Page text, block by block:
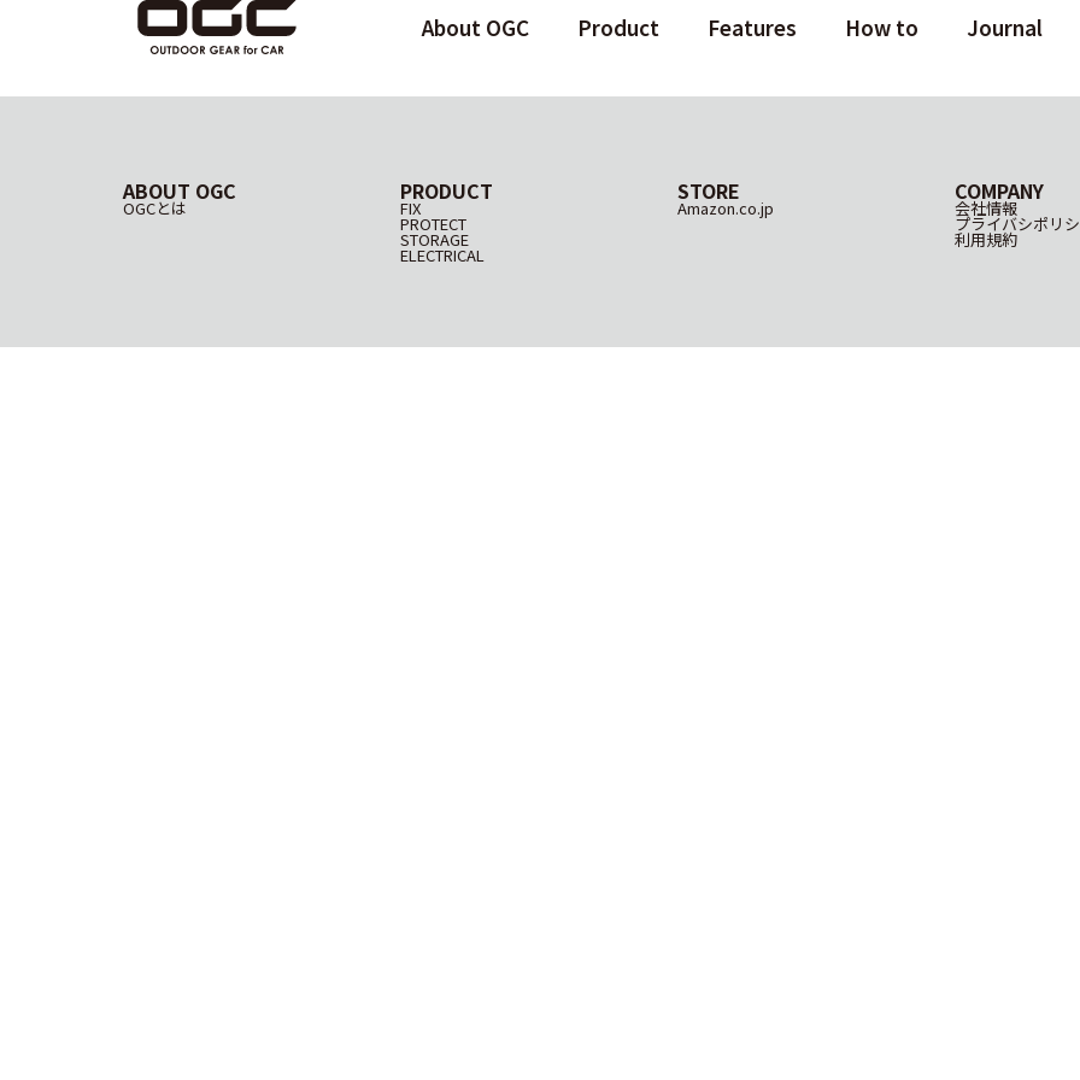
About OGC Product Features How to Journal
ABOUT OGC
OGCとは
PRODUCT
FIX
PROTECT
STORAGE
ELECTRICAL
STORE
Amazon.co.jp
COMPANY
会社情報
プライバシポリ
利用規約